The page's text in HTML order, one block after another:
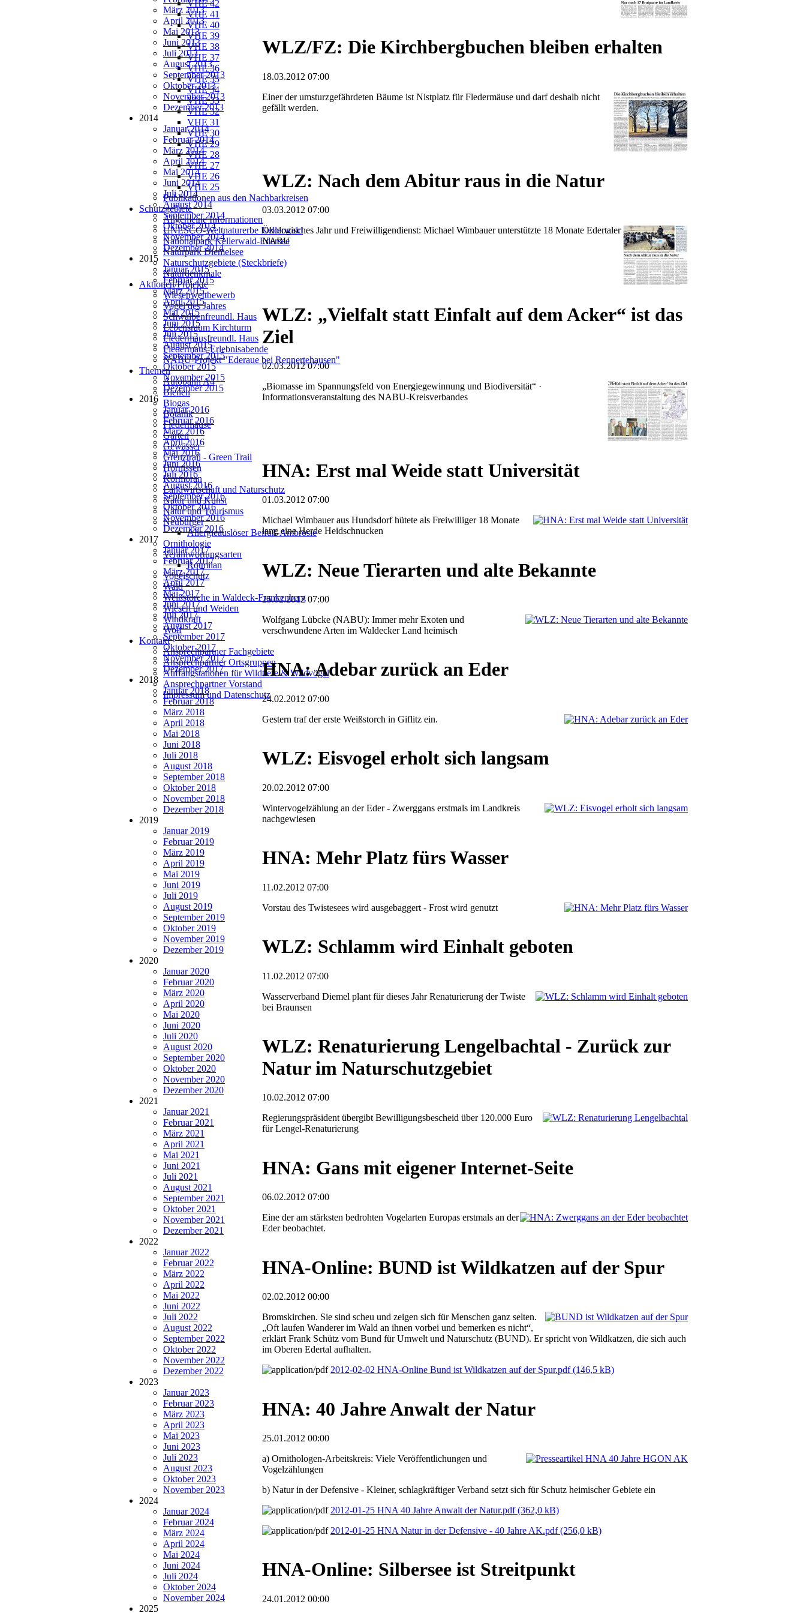
VHE 42
VHE 41
VHE 40
VHE 39
VHE 38
VHE 37
VHE 36
VHE 35
VHE 34
VHE 33
VHE 32
VHE 31
VHE 30
VHE 29
VHE 28
VHE 27
VHE 26
VHE 25
Publikationen aus den Nachbarkreisen
Schutzgebiete
Allgemeine Informationen
UNESCO-Weltnaturerbe Kellerwald
Nationalpark Kellerwald-Edersee
Naturpark Diemelsee
Naturschutzgebiete (Steckbriefe)
Naturdenkmale
Aktionen/Projekte
Wiesenwettbewerb
Vogel des Jahres
Schwalbenfreundl. Haus
Lebensraum Kirchturm
Fledermausfreundl. Haus
Fledermaus-Erlebnisabende
NABU-Projekt "Ederaue bei Rennertehausen"
Themen
Autobahn A4
Bienen
Biogas
Botanik
Fledermäuse
Garten
Gewässer
Grenztrail - Green Trail
Hornissen
Kormoran
Landwirtschaft und Naturschutz
Natur und Kunst
Natur und Tourismus
Neubürger
Allergieauslöser Beifuß-Ambrosie
Ornithologie
Verantwortungsarten
Rotmilan
Vogelschutz
Wald
Weißstörche in Waldeck-Frankenberg
Wiesen und Weiden
Windkraft
Wolf
Kontakt
Ansprechpartner Fachgebiete
Ansprechpartner Ortsgruppen
Auffangstationen für Wildtiere & Wildvögel
Ansprechpartner Vorstand
Impressum und Datenschutz
März 2013
April 2013
Mai 2013
Juni 2013
Juli 2013
August 2013
September 2013
Oktober 2013
November 2013
Dezember 2013
2014
Januar 2014
Februar 2014
März 2014
April 2014
Mai 2014
Juni 2014
Juli 2014
August 2014
September 2014
Oktober 2014
November 2014
Dezember 2014
2015
Januar 2015
Februar 2015
März 2015
April 2015
Mai 2015
Juni 2015
Juli 2015
August 2015
September 2015
Oktober 2015
November 2015
Dezember 2015
2016
Januar 2016
Februar 2016
März 2016
April 2016
Mai 2016
Juni 2016
Juli 2016
August 2016
September 2016
Oktober 2016
November 2016
Dezember 2016
2017
Januar 2017
Februar 2017
März 2017
April 2017
Mai 2017
Juni 2017
Juli 2017
August 2017
September 2017
Oktober 2017
November 2017
Dezember 2017
2018
Januar 2018
Februar 2018
März 2018
April 2018
Mai 2018
Juni 2018
Juli 2018
August 2018
September 2018
Oktober 2018
November 2018
Dezember 2018
2019
Januar 2019
Februar 2019
März 2019
April 2019
Mai 2019
Juni 2019
Juli 2019
August 2019
September 2019
Oktober 2019
November 2019
Dezember 2019
2020
Januar 2020
Februar 2020
März 2020
April 2020
Mai 2020
Juni 2020
Juli 2020
August 2020
September 2020
Oktober 2020
November 2020
Dezember 2020
2021
Januar 2021
Februar 2021
März 2021
April 2021
Mai 2021
Juni 2021
Juli 2021
August 2021
September 2021
Oktober 2021
November 2021
Dezember 2021
2022
Januar 2022
Februar 2022
März 2022
April 2022
Mai 2022
Juni 2022
Juli 2022
August 2022
September 2022
Oktober 2022
November 2022
Dezember 2022
2023
Januar 2023
Februar 2023
März 2023
April 2023
Mai 2023
Juni 2023
Juli 2023
August 2023
Oktober 2023
November 2023
2024
Januar 2024
Februar 2024
März 2024
April 2024
Mai 2024
Juni 2024
Juli 2024
Oktober 2024
November 2024
2025
WLZ/FZ: Die Kirchbergbuchen bleiben erhalten
18.03.2012 07:00
Einer der umsturzgefährdeten Bäume ist Nistplatz für Fledermäuse und darf deshalb nicht
gefällt werden.
WLZ: Nach dem Abitur raus in die Natur
03.03.2012 07:00
Ökologisches Jahr und Freiwilligendienst: Michael Wimbauer unterstützte 18 Monate Edertaler
NABU
WLZ: „Vielfalt statt Einfalt auf dem Acker“ ist das
Ziel
02.03.2012 07:00
„Biomasse im Spannungsfeld von Energiegewinnung und Biodiversität“ ·
Informationsveranstaltung des NABU-Kreisverbandes
HNA: Erst mal Weide statt Universität
01.03.2012 07:00
Michael Wimbauer aus Hundsdorf hütete als Freiwilliger 18 Monate
lang eine Herde Heidschnucken
WLZ: Neue Tierarten und alte Bekannte
25.02.2012 07:00
Wolfgang Lübcke (NABU): Immer mehr Exoten und
verschwundene Arten im Waldecker Land heimisch
HNA: Adebar zurück an Eder
24.02.2012 07:00
Gestern traf der erste Weißstorch in Giflitz ein.
WLZ: Eisvogel erholt sich langsam
20.02.2012 07:00
Wintervogelzählung an der Eder - Zwerggans erstmals im Landkreis
nachgewiesen
HNA: Mehr Platz fürs Wasser
11.02.2012 07:00
Vorstau des Twistesees wird ausgebaggert - Frost wird genutzt
WLZ: Schlamm wird Einhalt geboten
11.02.2012 07:00
Wasserverband Diemel plant für dieses Jahr Renaturierung der Twiste
bei Braunsen
WLZ: Renaturierung Lengelbachtal - Zurück zur
Natur im Naturschutzgebiet
10.02.2012 07:00
Regierungspräsident übergibt Bewilligungsbescheid über 120.000 Euro
für Lengel-Renaturierung
HNA: Gans mit eigener Internet-Seite
06.02.2012 07:00
Eine der am stärksten bedrohten Vogelarten Europas erstmals an der
Eder beobachtet.
HNA-Online: BUND ist Wildkatzen auf der Spur
02.02.2012 00:00
Bromskirchen. Sie sind scheu und zeigen sich für Menschen ganz selten.
„Oft laufen Wanderer im Wald an ihnen vorbei und bemerken es nicht“,
erklärt Frank Schütz vom Bund für Umwelt und Naturschutz (BUND). Er spricht von Wildkatzen, die sich auch
im Oberen Edertal aufhalten.
2012-02-02 HNA-Online Bund ist Wildkatzen auf der Spur.pdf(146,5 kB)
HNA: 40 Jahre Anwalt der Natur
25.01.2012 00:00
a) Ornithologen-Arbeitskreis: Viele Veröffentlichungen und
Vogelzählungen
b) Natur in der Defensive - Kleiner, schlagkräftiger Verband setzt sich für Schutz heimischer Gebiete ein
2012-01-25 HNA 40 Jahre Anwalt der Natur.pdf(362,0 kB)
2012-01-25 HNA Natur in der Defensive - 40 Jahre AK.pdf(256,0 kB)
HNA-Online: Silbersee ist Streitpunkt
24.01.2012 00:00